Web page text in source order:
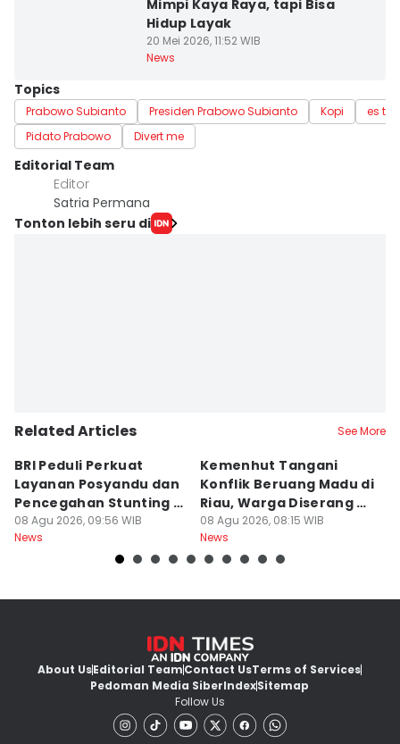
Mimpi Kaya Raya, tapi Bisa
Hidup Layak
20 Mei 2026, 11:52 WIB
News
Topics
Prabowo Subianto Presiden Prabowo Subianto Kopi
es
Pidato Prabowo
Divert me
Editorial Team
Editor
Satria Permana
Tonton lebih seru di
Related Articles See More
BRI Peduli Perkuat
Layanan Posyandu dan
Pencegahan Stunting di
Sleman
08 Agu 2026, 09:56 WIB
News
Kemenhut Tangani
Konflik Beruang Madu di
Riau, Warga Diserang di
Kebun
08 Agu 2026, 08:15 WIB
News
About UsEditorial TeamContact UsTerms of Services
Pedoman Media SiberIndexSitemap
Follow Us